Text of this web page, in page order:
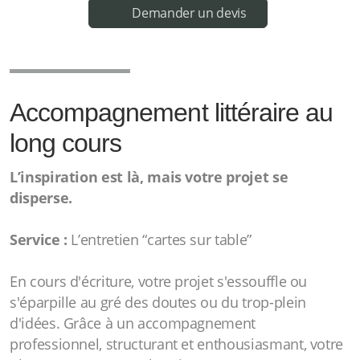
Demander un devis
Accompagnement littéraire au
long cours
L’inspiration est là, mais votre projet se
disperse.
Service : L’entretien “cartes sur table”
En cours d'écriture, votre projet s'essouffle ou
s'éparpille au gré des doutes ou du trop-plein
d'idées. Grâce à un accompagnement
professionnel, structurant et enthousiasmant, votre